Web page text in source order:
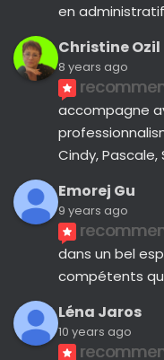
en
Christine Ozil
8 years ago
accompagne
Cindy, Pascale,
Emorej Gu
9 years ago
dans un bel
compétents
Léna Jaros
10 years ago